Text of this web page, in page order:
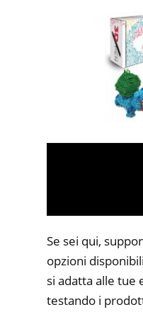
Se sei qui,
opzioni
si adatta alle tue
testando i